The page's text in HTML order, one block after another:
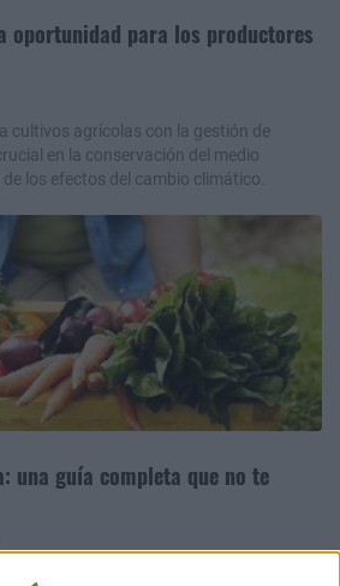
oportunidad para los productores
cultivos agrícolas con la gestión de
en la conservación del medio
los efectos del cambio climático.
una guía completa que no te